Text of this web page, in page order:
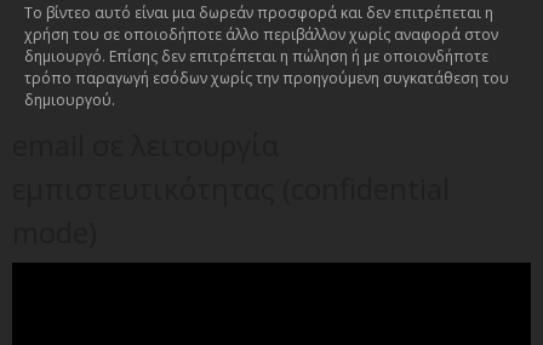
Το βίντεο αυτό είναι μια δωρεάν προσφορά και δεν επιτρέπεται η
χρήση του σε οποιοδήποτε άλλο περιβάλλον χωρίς αναφορά στον
δημιουργό. Επίσης δεν επιτρέπεται η πώληση ή με οποιονδήποτε
τρόπο παραγωγή εσόδων χωρίς την προηγούμενη συγκατάθεση του
δημιουργού.